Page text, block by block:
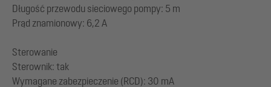
Długość przewodu sieciowego pompy: 5 m
Prąd znamionowy: 6,2 A
Sterowanie
Sterownik: tak
Wymagane zabezpieczenie (RCD): 30 mA